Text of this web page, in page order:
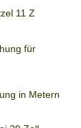
11 Z
für
in Metern